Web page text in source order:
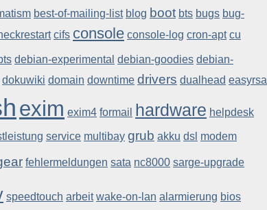
best-of-mailing-list blog boot bts bugs bug-
cifs console console-log cron-apt cu
debian-experimental debian-goodies debian-
dokuwiki domain downtime drivers dualhead easyrsa
exim exim4 formail hardware helpdesk
service multibay grub akku dsl modem
fehlermeldungen sata nc8000 sarge-upgrade
speedtouch arbeit wake-on-lan alarmierung bios